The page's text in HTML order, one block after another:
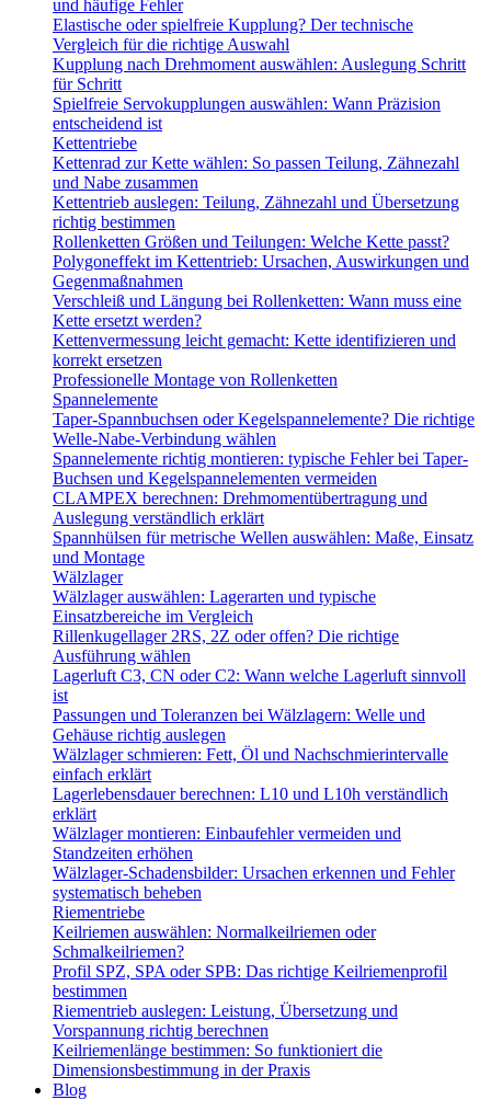
und häufige Fehler
Elastische oder spielfreie Kupplung? Der technische
Vergleich für die richtige Auswahl
Kupplung nach Drehmoment auswählen: Auslegung Schritt
für Schritt
Spielfreie Servokupplungen auswählen: Wann Präzision
entscheidend ist
Kettentriebe
Kettenrad zur Kette wählen: So passen Teilung, Zähnezahl
und Nabe zusammen
Kettentrieb auslegen: Teilung, Zähnezahl und Übersetzung
richtig bestimmen
Rollenketten Größen und Teilungen: Welche Kette passt?
Polygoneffekt im Kettentrieb: Ursachen, Auswirkungen und
Gegenmaßnahmen
Verschleiß und Längung bei Rollenketten: Wann muss eine
Kette ersetzt werden?
Kettenvermessung leicht gemacht: Kette identifizieren und
korrekt ersetzen
Professionelle Montage von Rollenketten
Spannelemente
Taper-Spannbuchsen oder Kegelspannelemente? Die richtige
Welle-Nabe-Verbindung wählen
Spannelemente richtig montieren: typische Fehler bei Taper-
Buchsen und Kegelspannelementen vermeiden
CLAMPEX berechnen: Drehmomentübertragung und
Auslegung verständlich erklärt
Spannhülsen für metrische Wellen auswählen: Maße, Einsatz
und Montage
Wälzlager
Wälzlager auswählen: Lagerarten und typische
Einsatzbereiche im Vergleich
Rillenkugellager 2RS, 2Z oder offen? Die richtige
Ausführung wählen
Lagerluft C3, CN oder C2: Wann welche Lagerluft sinnvoll
ist
Passungen und Toleranzen bei Wälzlagern: Welle und
Gehäuse richtig auslegen
Wälzlager schmieren: Fett, Öl und Nachschmierintervalle
einfach erklärt
Lagerlebensdauer berechnen: L10 und L10h verständlich
erklärt
Wälzlager montieren: Einbaufehler vermeiden und
Standzeiten erhöhen
Wälzlager-Schadensbilder: Ursachen erkennen und Fehler
systematisch beheben
Riementriebe
Keilriemen auswählen: Normalkeilriemen oder
Schmalkeilriemen?
Profil SPZ, SPA oder SPB: Das richtige Keilriemenprofil
bestimmen
Riementrieb auslegen: Leistung, Übersetzung und
Vorspannung richtig berechnen
Keilriemenlänge bestimmen: So funktioniert die
Dimensionsbestimmung in der Praxis
Blog